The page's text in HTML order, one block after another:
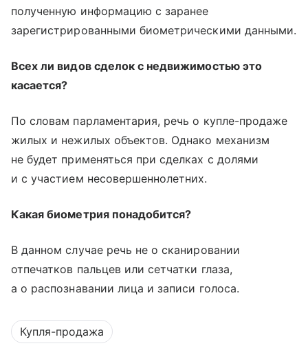
полученную информацию с заранее
зарегистрированными биометрическими данными.
Всех ли видов сделок с недвижимостью это
касается?
По словам парламентария, речь о купле-продаже
жилых и нежилых объектов. Однако механизм
не будет применяться при сделках с долями
и с участием несовершеннолетних.
Какая биометрия понадобится?
В данном случае речь не о сканировании
отпечатков пальцев или сетчатки глаза,
а о распознавании лица и записи голоса.
Купля-продажа